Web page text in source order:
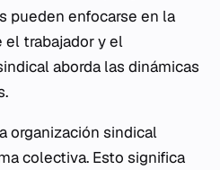
pueden enfocarse en la
el trabajador y el
aborda las dinámicas
organización sindical
colectiva. Esto significa